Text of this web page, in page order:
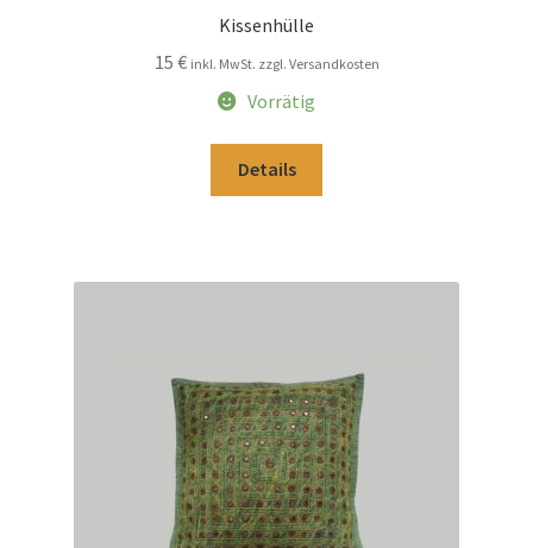
Kissenhülle
15 € inkl. MwSt. zzgl. Versandkosten
Vorrätig
Details